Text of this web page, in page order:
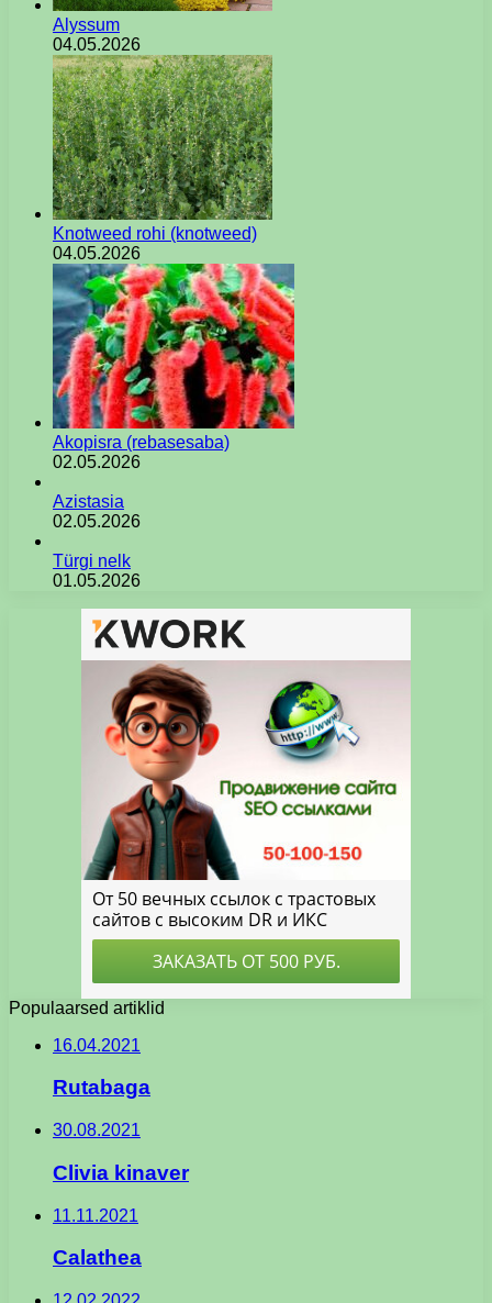
Alyssum
04.05.2026
Knotweed rohi (knotweed)
04.05.2026
Akopisra (rebasesaba)
02.05.2026
Azistasia
02.05.2026
Türgi nelk
01.05.2026
Populaarsed artiklid
16.04.2021
Rutabaga
30.08.2021
Clivia kinaver
11.11.2021
Calathea